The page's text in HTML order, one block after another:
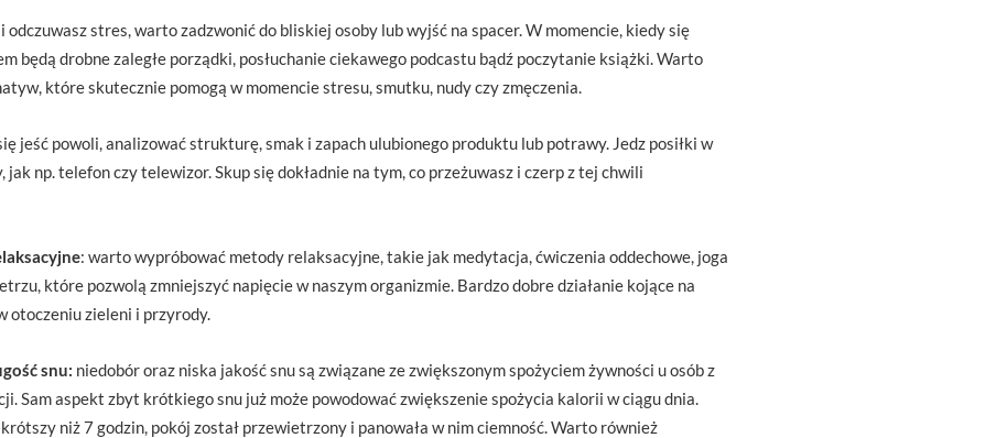
odczuwasz stres, warto zadzwonić do bliskiej osoby lub wyjść na spacer. W momencie, kiedy się
będą drobne zaległe porządki, posłuchanie ciekawego podcastu bądź poczytanie książki. Warto
które skutecznie pomogą w momencie stresu, smutku, nudy czy zmęczenia.
jeść powoli, analizować strukturę, smak i zapach ulubionego produktu lub potrawy. Jedz posiłki w
jak np. telefon czy telewizor. Skup się dokładnie na tym, co przeżuwasz i czerp z tej chwili
: warto wypróbować metody relaksacyjne, takie jak medytacja, ćwiczenia oddechowe, joga
które pozwolą zmniejszyć napięcie w naszym organizmie. Bardzo dobre działanie kojące na
otoczeniu zieleni i przyrody.
snu: niedobór oraz niska jakość snu są związane ze zwiększonym spożyciem żywności u osób z
Sam aspekt zbyt krótkiego snu już może powodować zwiększenie spożycia kalorii w ciągu dnia.
krótszy niż 7 godzin, pokój został przewietrzony i panowała w nim ciemność. Warto również